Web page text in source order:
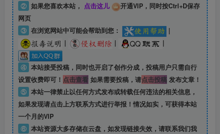
② 如果您喜欢本站， 点击这儿
开通VIP，同时按Ctrl+D保存
网页
③ 在浏览网站中可能会帮助到您：
|
|
| |
④ 本站接受投稿，同时也开启了创作分成，投稿用户只需自行
设置收费即可！ 点击查看如果需要投稿，请点击投稿发布文章！
⑤ 本站一律禁止以任何方式发布或转载任何违法的相关信息，
如果发现请点击上方联系方式进行举报！情况如实，可获得本站
一个月的VIP
⑥ 本站资源大多存储在云盘，如发现链接失效，请联系我们我